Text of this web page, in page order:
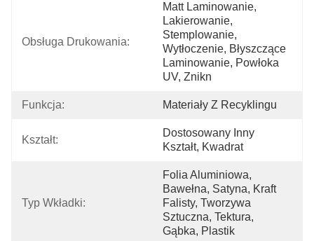
Obsługa Drukowania:
Matt Laminowanie,
Lakierowanie,
Stemplowanie,
Wytłoczenie, Błyszczące
Laminowanie, Powłoka
UV, Znikn
Funkcja: Materiały Z Recyklingu
Kształt:
Dostosowany Inny
Kształt, Kwadrat
Typ Wkładki:
Folia Aluminiowa,
Bawełna, Satyna, Kraft
Falisty, Tworzywa
Sztuczna, Tektura,
Gąbka, Plastik